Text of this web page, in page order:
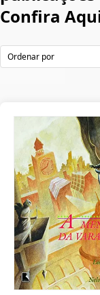
Confira